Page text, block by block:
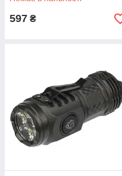
LED лампа
597 ₴